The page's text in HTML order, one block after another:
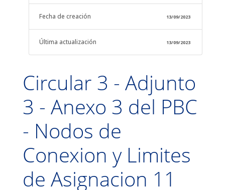
Fecha de creación 13/09/2023
Última actualización 13/09/2023
Circular 3 - Adjunto
3 - Anexo 3 del PBC
- Nodos de
Conexion y Limites
de Asignacion 11